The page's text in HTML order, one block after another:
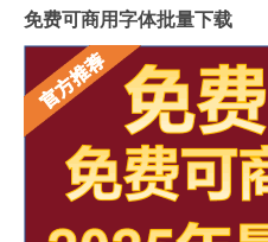
免费可商用字体批量下载